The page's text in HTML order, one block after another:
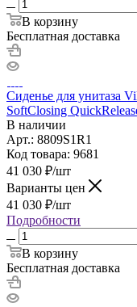
В корзину
Бесплатная доставка
Сиденье для унитаза
SoftClosing
В наличии
Арт.: 8809S1R1
Код товара: 9681
41 030 ₽/шт
Варианты цен
41 030 ₽/шт
Подробности
В корзину
Бесплатная доставка